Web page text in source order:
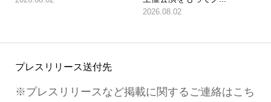
2026.08.02
プレスリリース送付先
※プレスリリースなど掲載に関するご連絡はこち